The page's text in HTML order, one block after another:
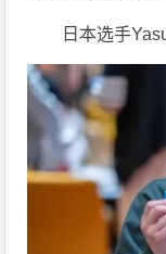
日本选手